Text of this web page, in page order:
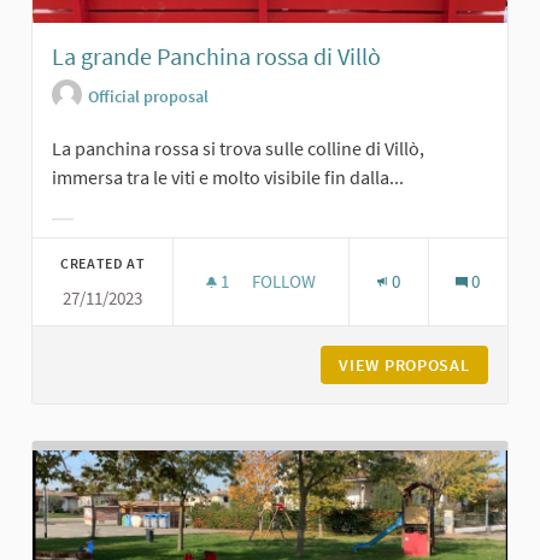
La grande Panchina rossa di Villò
Official proposal
La panchina rossa si trova sulle colline di Villò,
immersa tra le viti e molto visibile fin dalla...
CREATED AT
27/11/2023
1 1 FOLLOWER
FOLLOW 0 0
VIEW PROPOSAL